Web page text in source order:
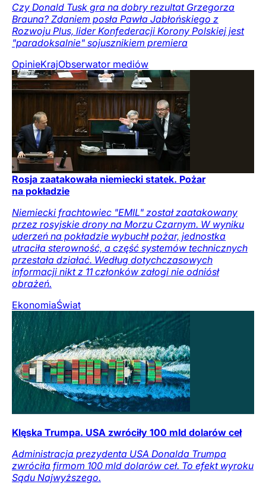
Czy Donald Tusk gra na dobry rezultat Grzegorza
Brauna? Zdaniem posła Pawła Jabłońskiego z
Rozwoju Plus, lider Konfederacji Korony Polskiej jest
"paradoksalnie" sojusznikiem premiera
OpinieKrajObserwator mediów
Rosja zaatakowała niemiecki statek. Pożar
na pokładzie
Niemiecki frachtowiec "EMIL" został zaatakowany
przez rosyjskie drony na Morzu Czarnym. W wyniku
uderzeń na pokładzie wybuchł pożar, jednostka
utraciła sterowność, a część systemów technicznych
przestała działać. Według dotychczasowych
informacji nikt z 11 członków załogi nie odniósł
obrażeń.
EkonomiaŚwiat
Klęska Trumpa. USA zwróciły 100 mld dolarów ceł
Administracja prezydenta USA Donalda Trumpa
zwróciła firmom 100 mld dolarów ceł. To efekt wyroku
Sądu Najwyższego.